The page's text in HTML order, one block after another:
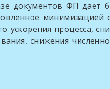
ФП дает
процесса,
снижения